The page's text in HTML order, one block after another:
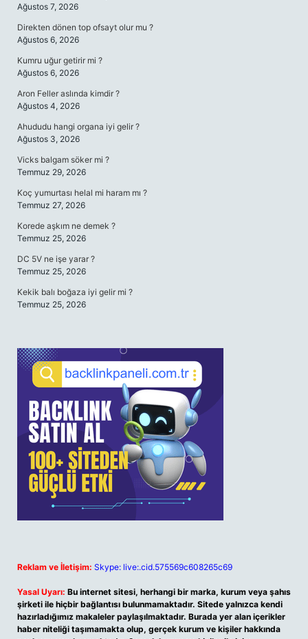
Ağustos 7, 2026
Direkten dönen top ofsayt olur mu ?
Ağustos 6, 2026
Kumru uğur getirir mi ?
Ağustos 6, 2026
Aron Feller aslında kimdir ?
Ağustos 4, 2026
Ahududu hangi organa iyi gelir ?
Ağustos 3, 2026
Vicks balgam söker mi ?
Temmuz 29, 2026
Koç yumurtası helal mi haram mı ?
Temmuz 27, 2026
Korede aşkım ne demek ?
Temmuz 25, 2026
DC 5V ne işe yarar ?
Temmuz 25, 2026
Kekik balı boğaza iyi gelir mi ?
Temmuz 25, 2026
Reklam ve İletişim: Skype: live:.cid.575569c608265c69
Yasal Uyarı: Bu internet sitesi, herhangi bir marka, kurum veya şahıs
şirketi ile hiçbir bağlantısı bulunmamaktadır. Sitede yalnızca kendi
hazırladığımız makaleler paylaşılmaktadır. Burada yer alan içerikler
haber niteliği taşımamakta olup, gerçek kurum ve kişiler hakkında